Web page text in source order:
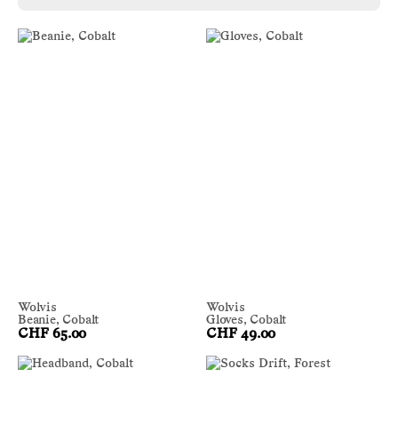
Wolvis
Beanie, Cobalt
CHF 65.00
Wolvis
Gloves, Cobalt
CHF 49.00